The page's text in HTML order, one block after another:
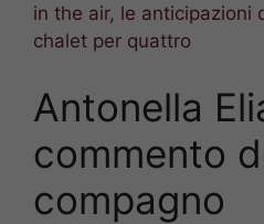
in the air, le anticipazioni
chalet per quattro
Antonella
commento
compagno